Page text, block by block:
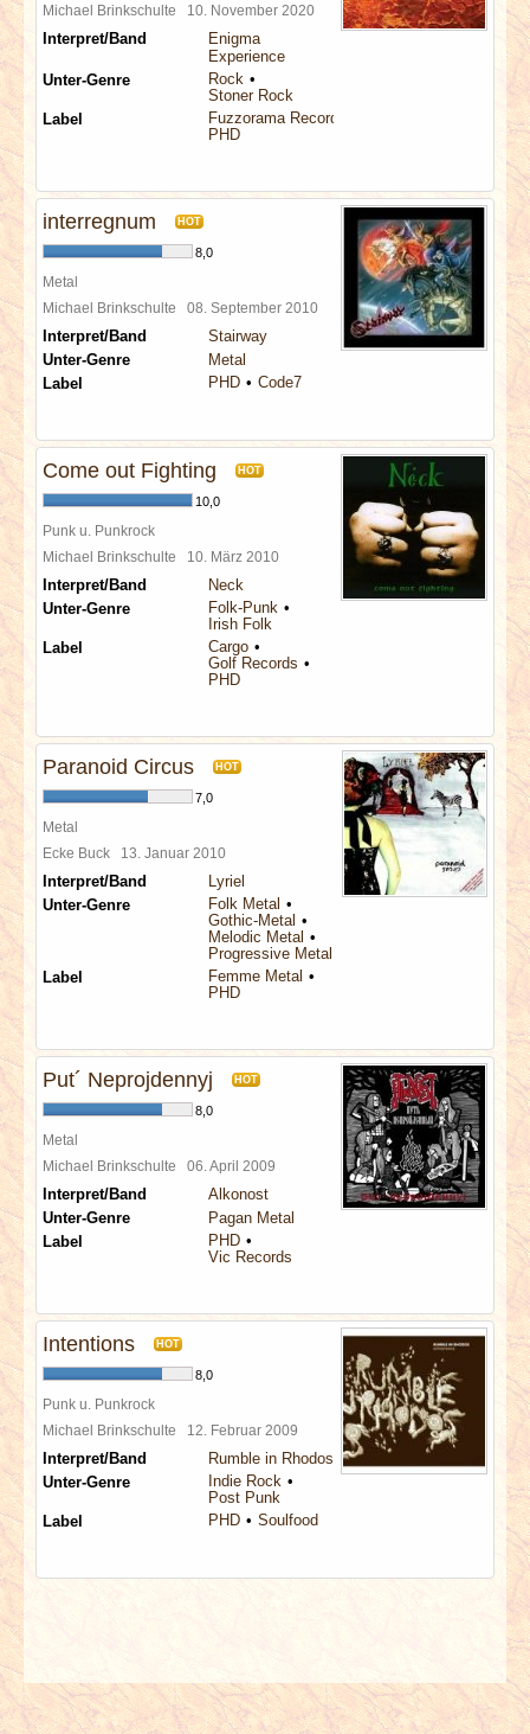
Michael Brinkschulte 10. November 2020
Interpret/Band
Enigma
Experience
Unter-Genre
Rock
Stoner Rock
Label
Fuzzorama Records
PHD
interregnum HOT
8,0
Metal
Michael Brinkschulte 08. September 2010
Interpret/Band
Stairway
Unter-Genre
Metal
Label
PHD Code7
Come out Fighting HOT
10,0
Punk u. Punkrock
Michael Brinkschulte 10. März 2010
Interpret/Band
Neck
Unter-Genre
Folk-Punk
Irish Folk
Label
Cargo
Golf Records
PHD
Paranoid Circus HOT
7,0
Metal
Ecke Buck 13. Januar 2010
Interpret/Band
Lyriel
Unter-Genre
Folk Metal
Gothic-Metal
Melodic Metal
Progressive Metal
Label
Femme Metal
PHD
Put´ Neprojdennyj HOT
8,0
Metal
Michael Brinkschulte 06. April 2009
Interpret/Band
Alkonost
Unter-Genre
Pagan Metal
Label
PHD
Vic Records
Intentions HOT
8,0
Punk u. Punkrock
Michael Brinkschulte 12. Februar 2009
Interpret/Band
Rumble in Rhodos
Unter-Genre
Indie Rock
Post Punk
Label
PHD Soulfood